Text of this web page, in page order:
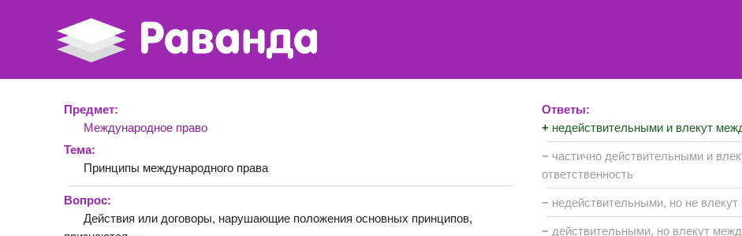
Предмет:
Международное право
Тема:
Принципы международного права
Вопрос:
Действия или договоры, нарушающие положения основных принципов,
Ответы:
+ недействительными и влекут
− частично действительными и
ответственность
− недействительными, но не
− действительными, но влекут